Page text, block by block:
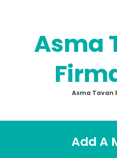
Asma
Asma Tavan
Add A